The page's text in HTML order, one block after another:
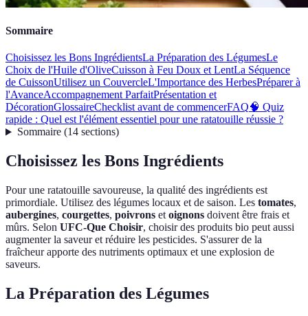
Sommaire
Choisissez les Bons IngrédientsLa Préparation des LégumesLe
Choix de l'Huile d'OliveCuisson à Feu Doux et LentLa Séquence
de CuissonUtilisez un CouvercleL'Importance des HerbesPréparer à
l'AvanceAccompagnement ParfaitPrésentation et
DécorationGlossaireChecklist avant de commencerFAQ🧠 Quiz
rapide : Quel est l'élément essentiel pour une ratatouille réussie ?
Sommaire(14 sections)
Choisissez les Bons Ingrédients
Pour une ratatouille savoureuse, la qualité des ingrédients est
primordiale. Utilisez des légumes locaux et de saison. Les tomates,
aubergines, courgettes, poivrons et oignons doivent être frais et
mûrs. Selon UFC-Que Choisir, choisir des produits bio peut aussi
augmenter la saveur et réduire les pesticides. S'assurer de la
fraîcheur apporte des nutriments optimaux et une explosion de
saveurs.
La Préparation des Légumes